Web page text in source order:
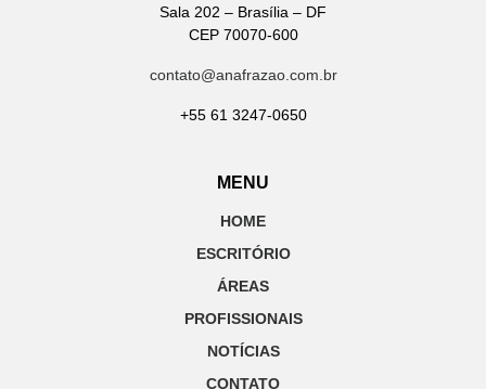
Sala 202 – Brasília – DF
CEP 70070-600
contato@anafrazao.com.br
+55 61 3247-0650
MENU
HOME
ESCRITÓRIO
ÁREAS
PROFISSIONAIS
NOTÍCIAS
CONTATO